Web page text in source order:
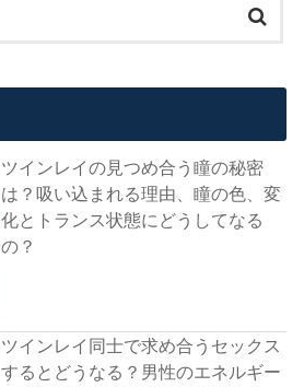
ツインレイの見つめ合う瞳の秘密
は？吸い込まれる理由、瞳の色、変
化とトランス状態にどうしてなる
の？
ツインレイ同士で求め合うセックス
するとどうなる？男性のエネルギー